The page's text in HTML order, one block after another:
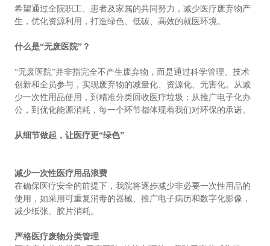
希望通过全院职工、患者及家属的共同努力，减少医疗废弃物产
生，优化资源利用，打造绿色、低碳、高效的就医环境。
什么是“无废医院”？
“无废医院”并非指完全不产生废弃物，而是通过科学管理、技术
创新和全员参与，实现废弃物的减量化、资源化、无害化。从减
少一次性用品使用，到精准分类回收医疗垃圾；从推广电子化办
公，到优化能源消耗，每一个环节都体现着我们对环保的承诺。
从细节做起，让医疗更“绿色”
减少一次性医疗用品浪费
在确保医疗安全的前提下，我院将逐步减少非必要一次性用品的
使用，如采用可重复消毒的器械、推广电子病历和数字化影像，
减少纸张、胶片消耗。
严格医疗废物分类管理